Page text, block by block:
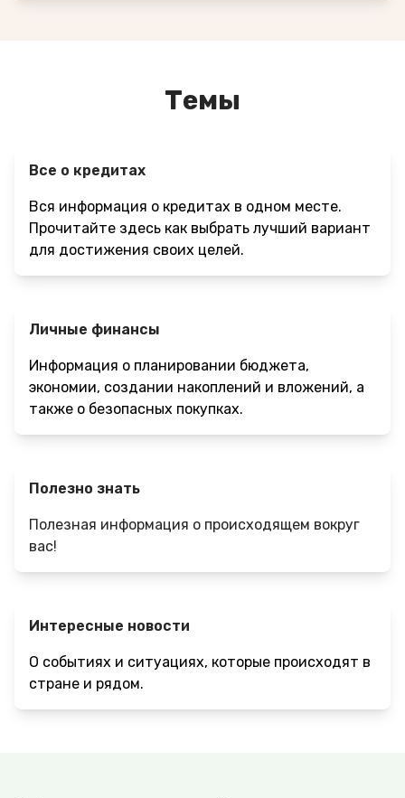
Темы
Все о кредитах
Вся информация о кредитах в одном месте.
Прочитайте здесь как выбрать лучший вариант
для достижения своих целей.
Личные финансы
Информация о планировании бюджета,
экономии, создании накоплений и вложений, а
также о безопасных покупках.
Полезно знать
Полезная информация о происходящем вокруг
вас!
Интересные новости
О событиях и ситуациях, которые происходят в
стране и рядом.